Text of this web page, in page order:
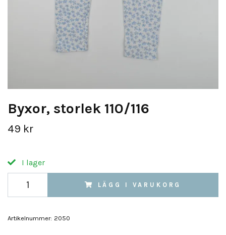
Byxor, storlek 110/116
49 kr
I lager
LÄGG I VARUKORG
Artikelnummer: 2050